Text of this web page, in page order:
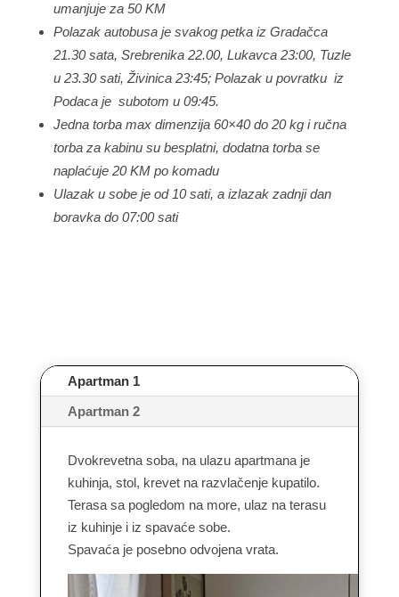
umanjuje za 50 KM
Polazak autobusa je svakog petka iz Gradačca
21.30 sata, Srebrenika 22.00, Lukavca 23:00, Tuzle
u 23.30 sati, Živinica 23:45; Polazak u povratku iz
Podaca je subotom u 09:45.
Jedna torba max dimenzija 60×40 do 20 kg i ručna
torba za kabinu su besplatni, dodatna torba se
naplaćuje 20 KM po komadu
Ulazak u sobe je od 10 sati, a izlazak zadnji dan
boravka do 07:00 sati
Apartman 1
Apartman 2
Dvokrevetna soba, na ulazu apartmana je
kuhinja, stol, krevet na razvlačenje kupatilo.
Terasa sa pogledom na more, ulaz na terasu
iz kuhinje i iz spavaće sobe.
Spavaća je posebno odvojena vrata.